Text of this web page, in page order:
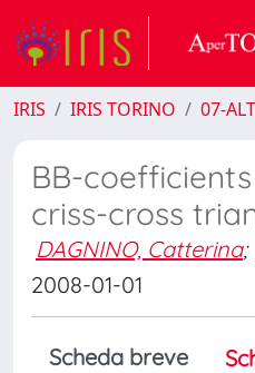
IRIS IRIS TORINO 07-
BB-
criss-cross
DAGNINO, Catterina;
2008-01-01
Scheda breve